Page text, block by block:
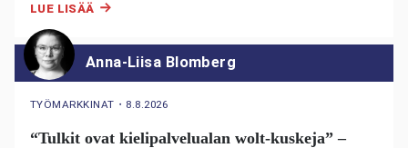
LUE LISÄÄ
Anna-Liisa Blomberg
TYÖMARKKINAT ・ 8.8.2026
“Tulkit ovat kielipalvelualan wolt-kuskeja” –